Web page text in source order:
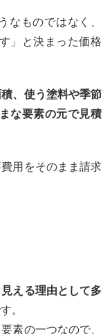
なものではなく、
」と決まった価格
、使う塗料や季節
な要素の元で見積
用をそのまま請求
える理由として多
。
素の一つなので、